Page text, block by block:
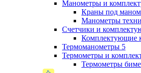
Манометры и
Краны под
Манометры
Счетчики и
Комплектующие
Термоманометры 5
Термометры и
Термометры